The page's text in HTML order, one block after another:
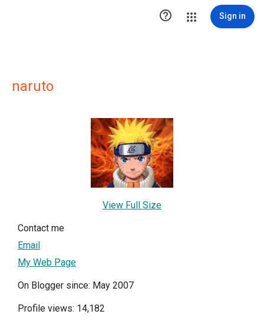
 Sign in
naruto
View Full Size
Contact me
Email
My Web Page
On Blogger since: May 2007
Profile views: 14,182